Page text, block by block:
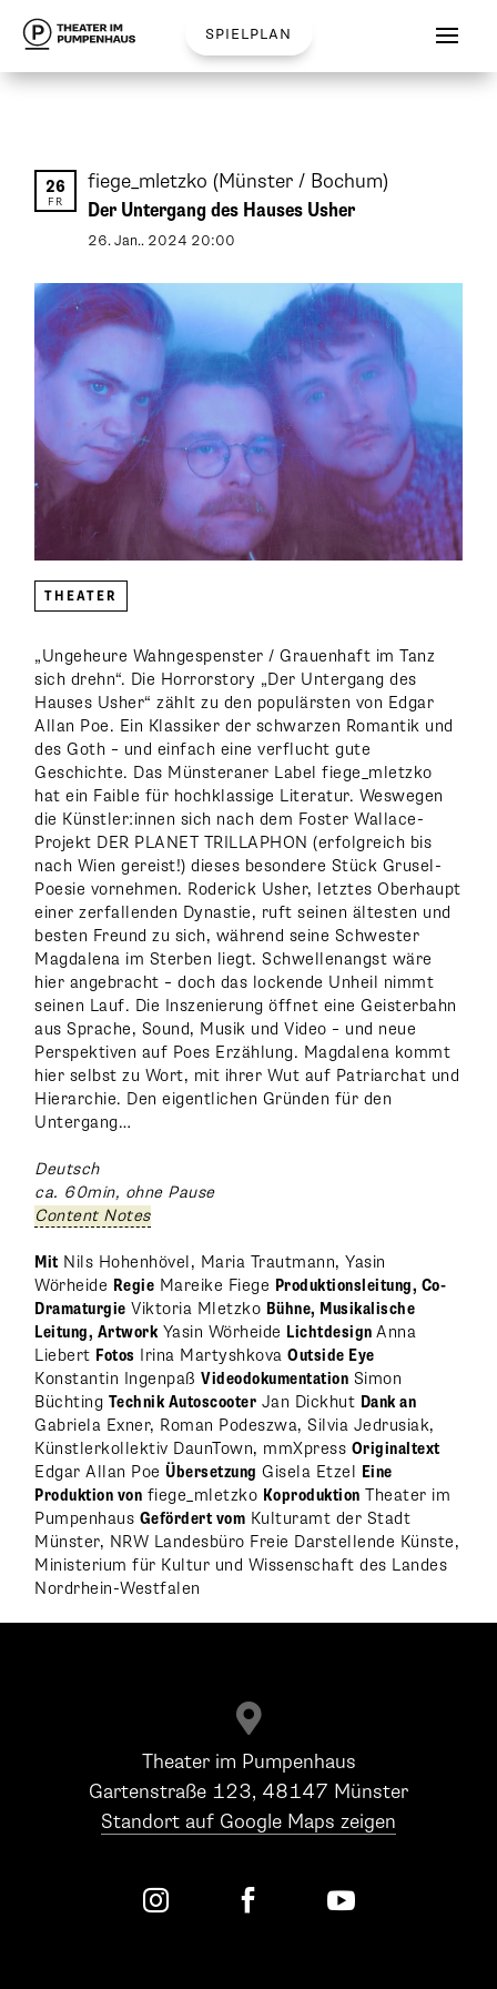
spielplan
26
FR
fiege_mletzko(Münster / Bochum)
Der Untergang des Hauses Usher
26.Jan.. 2024 20:00
THEATER
„Ungeheure Wahngespenster / Grauenhaft im Tanz
sich drehn“. Die Horrorstory „Der Untergang des
Hauses Usher“ zählt zu den populärsten von Edgar
Allan Poe. Ein Klassiker der schwarzen Romantik und
des Goth – und einfach eine verflucht gute
Geschichte. Das Münsteraner Label fiege_mletzko
hat ein Faible für hochklassige Literatur. Weswegen
die Künstler:innen sich nach dem Foster Wallace-
Projekt DER PLANET TRILLAPHON (erfolgreich bis
nach Wien gereist!) dieses besondere Stück Grusel-
Poesie vornehmen. Roderick Usher, letztes Oberhaupt
einer zerfallenden Dynastie, ruft seinen ältesten und
besten Freund zu sich, während seine Schwester
Magdalena im Sterben liegt. Schwellenangst wäre
hier angebracht – doch das lockende Unheil nimmt
seinen Lauf. Die Inszenierung öffnet eine Geisterbahn
aus Sprache, Sound, Musik und Video – und neue
Perspektiven auf Poes Erzählung. Magdalena kommt
hier selbst zu Wort, mit ihrer Wut auf Patriarchat und
Hierarchie. Den eigentlichen Gründen für den
Untergang…
Deutsch
ca. 60min, ohne Pause
Content Notes
Mit Nils Hohenhövel, Maria Trautmann, Yasin
Wörheide Regie Mareike Fiege Produktionsleitung, Co-
Dramaturgie Viktoria Mletzko Bühne, Musikalische
Leitung, ArtworkYasin Wörheide LichtdesignAnna
Liebert Fotos Irina MartyshkovaOutside Eye
Konstantin IngenpaßVideodokumentation Simon
Büchting Technik Autoscooter Jan Dickhut Dank an
Gabriela Exner, Roman Podeszwa, Silvia Jedrusiak,
Künstlerkollektiv DaunTown, mmXpress Originaltext
Edgar Allan Poe Übersetzung Gisela Etzel Eine
Produktion von fiege_mletzko Koproduktion Theater im
Pumpenhaus Gefördert vom Kulturamt der Stadt
Münster, NRW Landesbüro Freie Darstellende Künste,
Ministerium für Kultur und Wissenschaft des Landes
Nordrhein-Westfalen

Theater im Pumpenhaus
Gartenstraße 123, 48147 Münster
Standort auf Google Maps zeigen
  